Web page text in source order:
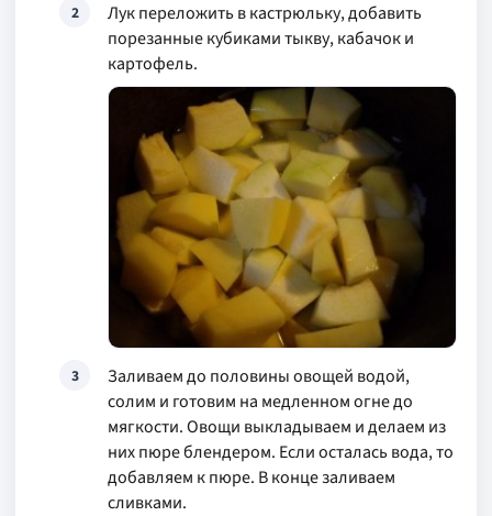
2
Лук переложить в кастрюльку, добавить
порезанные кубиками тыкву, кабачок и
картофель.
3
Заливаем до половины овощей водой,
солим и готовим на медленном огне до
мягкости. Овощи выкладываем и делаем из
них пюре блендером. Если осталась вода, то
добавляем к пюре. В конце заливаем
сливками.